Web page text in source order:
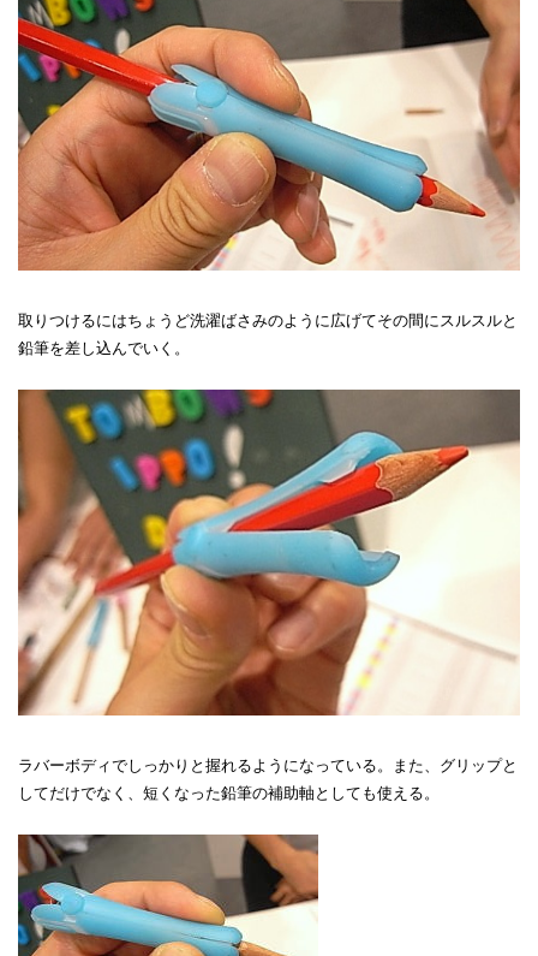
取りつけるにはちょうど洗濯ばさみのように広げてその間にスルスルと
鉛筆を差し込んでいく。
ラバーボディでしっかりと握れるようになっている。また、グリップと
してだけでなく、短くなった鉛筆の補助軸としても使える。